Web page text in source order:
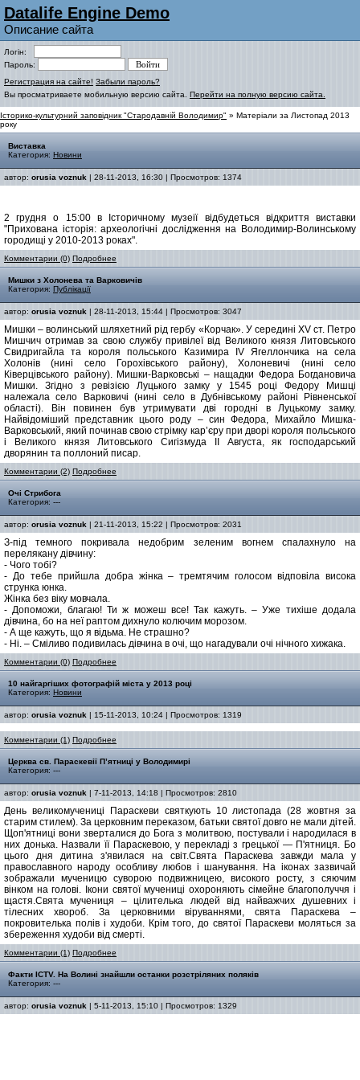
Datalife Engine Demo
Описание сайта
Логін:
Пароль:
Регистрация на сайте! Забыли пароль?
Вы просматриваете мобильную версию сайта. Перейти на полную версию сайта.
Історико-культурний заповідник "Стародавній Володимир" » Матеріали за Листопад 2013
року
Виставка
Категория: Новини
автор: orusia voznuk | 28-11-2013, 16:30 | Просмотров: 1374
2 грудня о 15:00 в Історичному музеії відбудеться відкриття виставки
"Прихована історія: археологічні дослідження на Володимир-Волинському
городищі у 2010-2013 роках".
Комментарии (0) Подробнее
Мишки з Холонева та Варковичів
Категория: Публікації
автор: orusia voznuk | 28-11-2013, 15:44 | Просмотров: 3047
Мишки – волинський шляхетний рід гербу «Корчак». У середині ХV ст. Петро
Мишчич отримав за свою службу привілеї від Великого князя Литовського
Свидригайла та короля польського Казимира ІV Ягеллончика на села
Холонів (нині село Горохівського району), Холоневичі (нині село
Ківерцівського району). Мишки-Варковські – нащадки Федора Богдановича
Мишки. Згідно з ревізією Луцького замку у 1545 році Федору Мишці
належала село Варковичі (нині село в Дубнівському районі Рівненської
області). Він повинен був утримувати дві городні в Луцькому замку.
Найвідоміший представник цього роду – син Федора, Михайло Мишка-
Варковський, який починав свою стрімку кар’єру при дворі короля польського
і Великого князя Литовського Сигізмуда ІІ Августа, як господарський
дворянин та поллоний писар.
Комментарии (2) Подробнее
Очі Стрибога
Категория: ---
автор: orusia voznuk | 21-11-2013, 15:22 | Просмотров: 2031
З-під темного покривала недобрим зеленим вогнем спалахнуло на
перелякану дівчину:
- Чого тобі?
- До тебе прийшла добра жінка – тремтячим голосом відповіла висока
струнка юнка.
Жінка без віку мовчала.
- Допоможи, благаю! Ти ж можеш все! Так кажуть. – Уже тихіше додала
дівчина, бо на неї раптом дихнуло колючим морозом.
- А ще кажуть, що я відьма. Не страшно?
- Ні. – Сміливо подивилась дівчина в очі, що нагадували очі нічного хижака.
Комментарии (0) Подробнее
10 найгаргіших фотографій міста у 2013 році
Категория: Новини
автор: orusia voznuk | 15-11-2013, 10:24 | Просмотров: 1319
Комментарии (1) Подробнее
Церква св. Параскевії П’ятниці у Володимирі
Категория: ---
автор: orusia voznuk | 7-11-2013, 14:18 | Просмотров: 2810
День великомучениці Параскеви святкують 10 листопада (28 жовтня за
старим стилем). За церковним переказом, батьки святої довго не мали дітей.
Щоп'ятниці вони зверталися до Бога з молитвою, постували і народилася в
них донька. Назвали її Параскевою, у перекладі з грецької — П'ятниця. Бо
цього дня дитина з'явилася на світ.Свята Параскева завжди мала у
православного народу особливу любов і шанування. На іконах зазвичай
зображали мученицю суворою подвижницею, високого росту, з сяючим
вінком на голові. Ікони святої мучениці охороняють сімейне благополуччя і
щастя.Свята мучениця – цілителька людей від найважчих душевних і
тілесних хвороб. За церковними віруваннями, свята Параскева –
покровителька полів і худоби. Крім того, до святої Параскеви моляться за
збереження худоби від смерті.
Комментарии (1) Подробнее
Факти ICTV. На Волині знайшли останки розстріляних поляків
Категория: ---
автор: orusia voznuk | 5-11-2013, 15:10 | Просмотров: 1329